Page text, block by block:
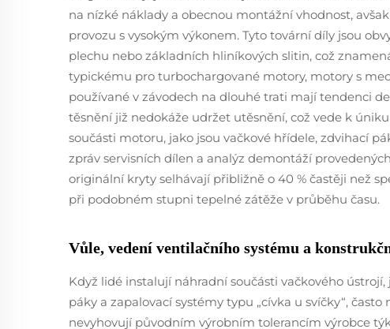
na nízké náklady a obecnou montážní vhodnost,
provozu s vysokým výkonem. Tyto tovární díly jsou
plechu nebo základních hliníkových slitin, což
typickému pro turbochargované motory, motory s
používané v závodech na dlouhé trati mají tendenci
těsnění již nedokáže udržet utěsnění, což vede k
součásti motoru, jako jsou vačkové hřídele, zdvihací
zpráv servisních dílen a analýz demontáží
originální kryty selhávají přibližně o 40 % častěji než
při podobném stupni tepelné zátěže v průběhu času.
Vůle, vedení ventilačního systému a
Když lidé instalují náhradní součásti vačkového
páky a zapalovací systémy typu „cívka u svíčky“,
nevyhovují původním výrobním tolerancím výrobce